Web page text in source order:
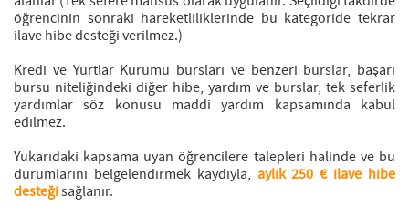
öğrencinin sonraki hareketliliklerinde bu kategoride tekrar
ilave hibe desteği verilmez.)
Kredi ve Yurtlar Kurumu bursları ve benzeri burslar, başarı
bursu niteliğindeki diğer hibe, yardım ve burslar, tek seferlik
yardımlar söz konusu maddi yardım kapsamında kabul
edilmez.
Yukarıdaki kapsama uyan öğrencilere talepleri halinde ve bu
durumlarını belgelendirmek kaydıyla, aylık 250 € ilave hibe
desteğisağlanır.